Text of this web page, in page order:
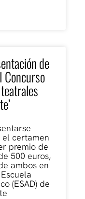
de
Concurso
certamen
premio de
500 euros,
ambos en
(ESAD) de